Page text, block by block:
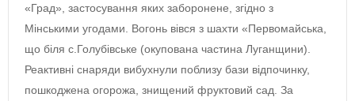
«Град», застосування яких заборонене, згідно з
Мінськими угодами. Вогонь вівся з шахти «Первомайська,
що біля с.Голубівське (окупована частина Луганщини).
Реактивні снаряди вибухнули поблизу бази відпочинку,
пошкоджена огорожа, знищений фруктовий сад. За